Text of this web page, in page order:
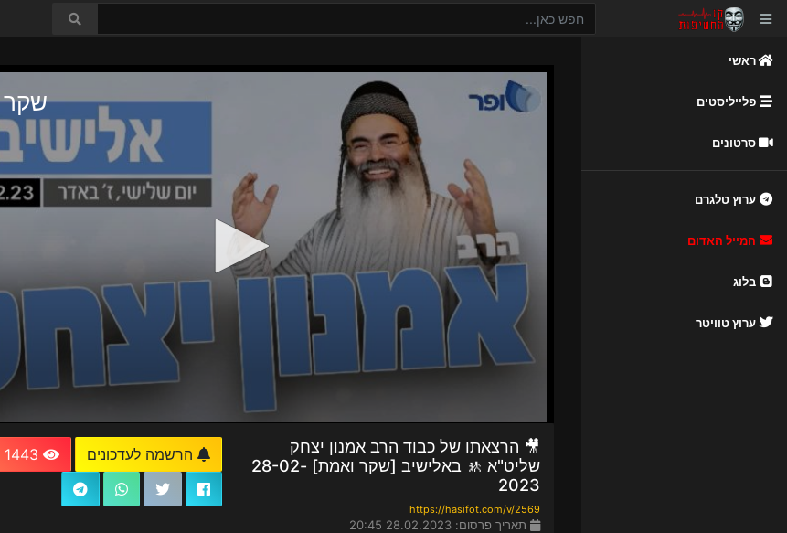
ראשי
פלייליסטים
סרטונים
ערוץ טלגרם
המייל האדום
בלוג
ערוץ טוויטר
🎥 הרצאתו של כבוד הרב אמנון יצחק
שליט"א 🚸 באלישיב [שקר ואמת] 28-02-
2023
https://hasifot.com/v/2569
תאריך פרסום: 28.02.2023 20:45
הרשמה לעדכונים